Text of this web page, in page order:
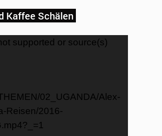
Kaffee Schälen
supported or source(s)
02_UGANDA/Alex-
Reisen/2016-